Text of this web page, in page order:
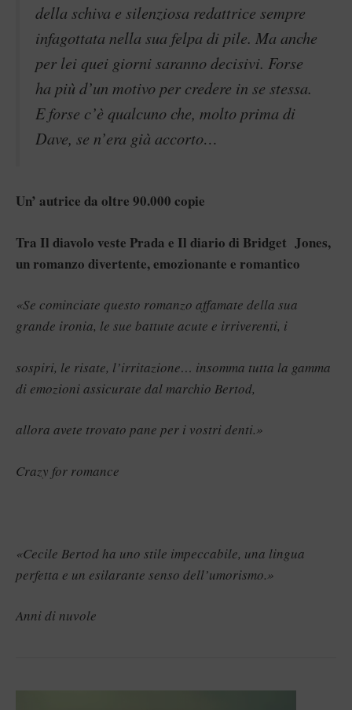
della schiva e silenziosa redattrice sempre
infagottata nella sua felpa di pile. Ma anche
per lei quei giorni saranno decisivi. Forse
ha più d’un motivo per credere in se stessa.
E forse c’è qualcuno che, molto prima di
Dave, se n’era già accorto…
Un’ autrice da oltre 90.000 copie
Tra Il diavolo veste Prada e Il diario di Bridget Jones,
un romanzo divertente, emozionante e romantico
«Se cominciate questo romanzo affamate della sua
grande ironia, le sue battute acute e irriverenti, i
sospiri, le risate, l’irritazione… insomma tutta la gamma
di emozioni assicurate dal marchio Bertod,
allora avete trovato pane per i vostri denti.»
Crazy for romance
«Cecile Bertod ha uno stile impeccabile, una lingua
perfetta e un esilarante senso dell’umorismo.»
Anni di nuvole